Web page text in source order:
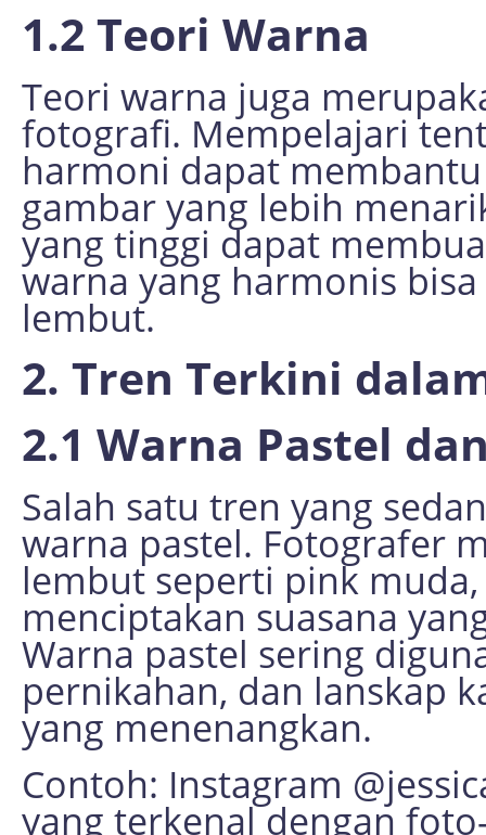
1.2 Teori Warna
Teori warna juga
fotografi. Mempelajari
harmoni dapat
gambar yang lebih
yang tinggi dapat
warna yang harmonis
lembut.
2. Tren Terkini
2.1 Warna Pastel
Salah satu tren yang
warna pastel. Fotografer
lembut seperti pink
menciptakan suasana
Warna pastel sering
pernikahan, dan lanskap
yang menenangkan.
Contoh: Instagram
yang terkenal dengan